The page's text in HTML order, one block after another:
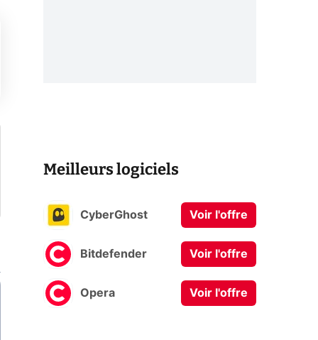
Meilleurs logiciels
CyberGhost Voir l'offre
Bitdefender Voir l'offre
Opera Voir l'offre